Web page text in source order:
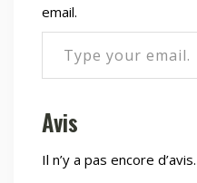
email.
Type your email…
Avis
Il n’y a pas encore d’avis.